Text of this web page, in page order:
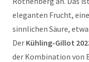
eleganten Frucht,
sinnlichen Säure,
Der Kühling-Gillot
der Kombination von